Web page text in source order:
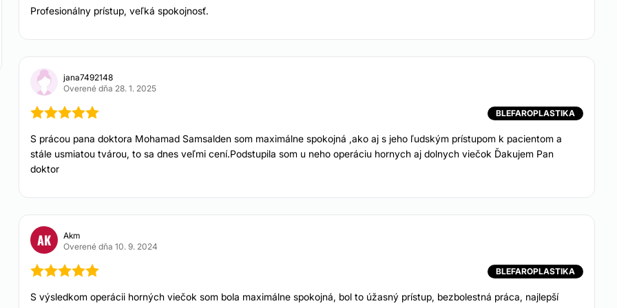
personálu
ako 1 000
viac ako 5 000
alebo
Laserové odstránenie rozšírených
žiliek
BLEFAROPLASTIKA
Profesionálny prístup, veľká spokojnosť.
jana7492148
Overené dňa 28. 1. 2025
BLEFAROPLASTIKA
S prácou pana doktora Mohamad Samsalden som maximálne spokojná ,ako aj s jeho ľudským prístupom k pacientom a
stále usmiatou tvárou, to sa dnes veľmi cení.Podstupila som u neho operáciu hornych aj dolnych viečok Ďakujem Pan
doktor
AK
Akm
Overené dňa 10. 9. 2024
BLEFAROPLASTIKA
S výsledkom operácii horných viečok som bola maximálne spokojná, bol to úžasný prístup, bezbolestná práca, najlepší